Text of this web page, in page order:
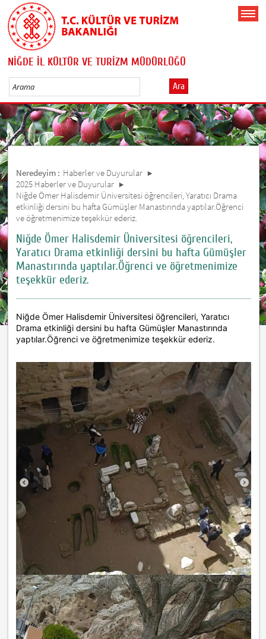
NİĞDE İL KÜLTÜR VE TURİZM MÜDÜRLÜĞÜ
Ara
Neredeyim : Haberler ve Duyurular
2025 Haberler ve Duyurular
Niğde Ömer Halisdemir Üniversitesi öğrencileri, Yaratıcı Drama
etkinliği dersini bu hafta Gümüşler Manastırında yaptılar.Öğrenci
ve öğretmenimize teşekkür ederiz.
Niğde Ömer Halisdemir Üniversitesi öğrencileri,
Yaratıcı Drama etkinliği dersini bu hafta Gümüşler
Manastırında yaptılar.Öğrenci ve öğretmenimize
teşekkür ederiz.
Niğde Ömer Halisdemir Üniversitesi öğrencileri, Yaratıcı
Drama etkinliği dersini bu hafta Gümüşler Manastırında
yaptılar.Öğrenci ve öğretmenimize teşekkür ederiz.